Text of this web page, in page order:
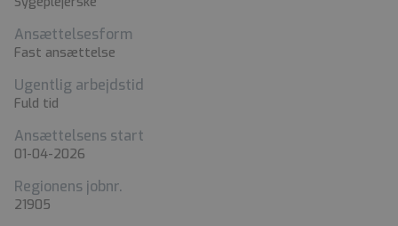
Ansættelsesform
Fast ansættelse
Ugentlig arbejdstid
Fuld tid
Ansættelsens start
01-04-2026
Regionens jobnr.
21905